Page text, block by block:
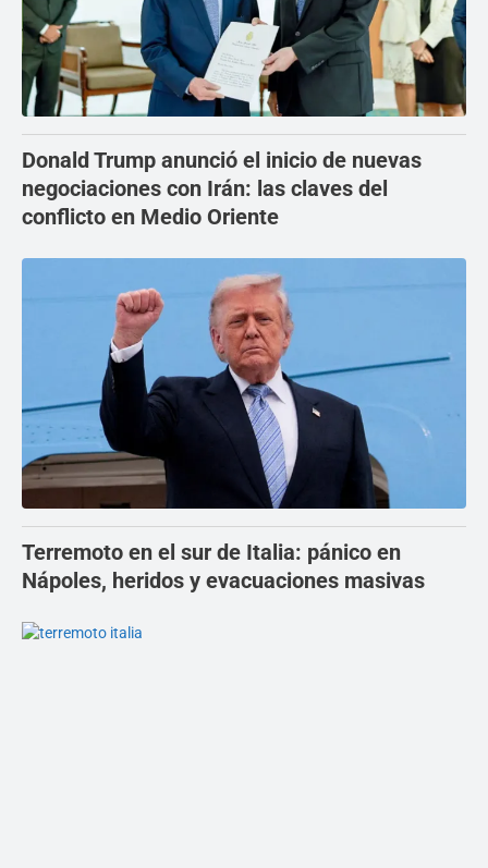
Donald Trump anunció el inicio de nuevas
negociaciones con Irán: las claves del
conflicto en Medio Oriente
Terremoto en el sur de Italia: pánico en
Nápoles, heridos y evacuaciones masivas